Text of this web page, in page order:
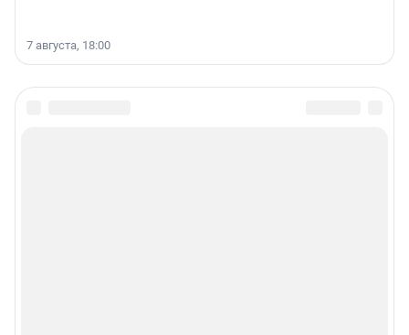
7 августа, 18:00